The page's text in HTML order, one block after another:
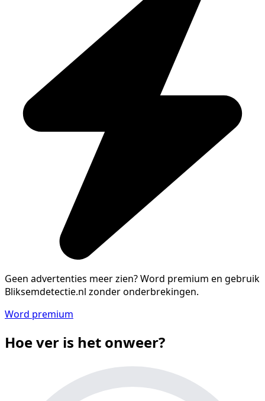
Geen advertenties meer zien?Word premium en gebruik
Bliksemdetectie.nl zonder onderbrekingen.
Word premium
Hoe ver is het onweer?